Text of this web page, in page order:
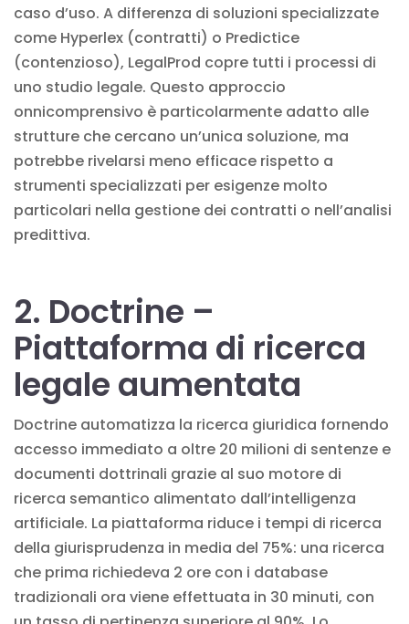
caso d’uso. A differenza di soluzioni specializzate
come Hyperlex (contratti) o Predictice
(contenzioso), LegalProd copre tutti i processi di
uno studio legale. Questo approccio
onnicomprensivo è particolarmente adatto alle
strutture che cercano un’unica soluzione, ma
potrebbe rivelarsi meno efficace rispetto a
strumenti specializzati per esigenze molto
particolari nella gestione dei contratti o nell’analisi
predittiva.
2. Doctrine –
Piattaforma di ricerca
legale aumentata
Doctrine automatizza la ricerca giuridica fornendo
accesso immediato a oltre 20 milioni di sentenze e
documenti dottrinali grazie al suo motore di
ricerca semantico alimentato dall’intelligenza
artificiale. La piattaforma riduce i tempi di ricerca
della giurisprudenza in media del 75%: una ricerca
che prima richiedeva 2 ore con i database
tradizionali ora viene effettuata in 30 minuti, con